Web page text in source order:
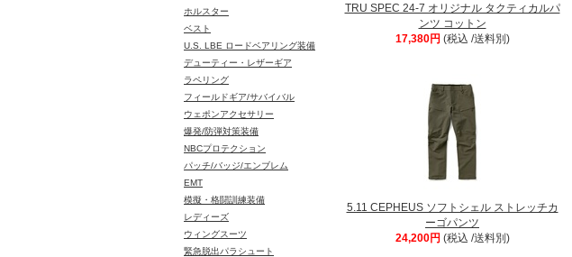
TRU SPEC 24-7 オリジナル タクティカルパ
ンツ コットン
17,380円 (税込 /送料別)
5.11 CEPHEUS ソフトシェル ストレッチカ
ーゴパンツ
24,200円 (税込 /送料別)
ホルスター
ベスト
U.S. LBE ロードベアリング装備
デューティー・レザーギア
ラペリング
フィールドギア/サバイバル
ウェポンアクセサリー
爆発/防弾対策装備
NBCプロテクション
パッチ/バッジ/エンブレム
EMT
模擬・格闘訓練装備
レディーズ
ウィングスーツ
緊急脱出パラシュート